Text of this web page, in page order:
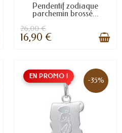
Pendentif zodiaque
parchemin brossé...
26,00 €
16,90 €
EN PROMO ! -35%